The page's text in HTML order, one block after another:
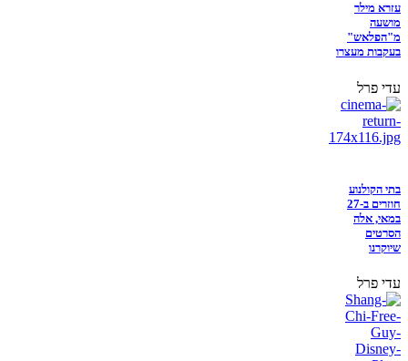
עזרא מילר
מושעה
מ"הפלאש"
בעקבות מעצרו
עדי פרל
בתי הקולנוע
חוזרים ב-27
במאי, אלה
הסרטים
שיוקרנו
עדי פרל